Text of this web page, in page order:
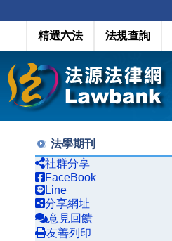
精選六法 法規查詢
法學期刊
社群分享
FaceBook
Line
分享網址
意見回饋
友善列印